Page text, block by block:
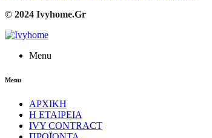
© 2024 Ivyhome.Gr
Menu
Menu
ΑΡΧΙΚΗ
Η ΕΤΑΙΡΕΙΑ
IVY CONTRACT